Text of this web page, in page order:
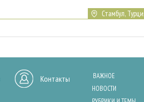
Стамбул,
Контакты
ВАЖНОЕ
НОВОСТИ